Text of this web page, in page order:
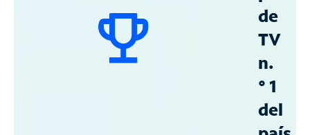
de
TV
n.
° 1
del